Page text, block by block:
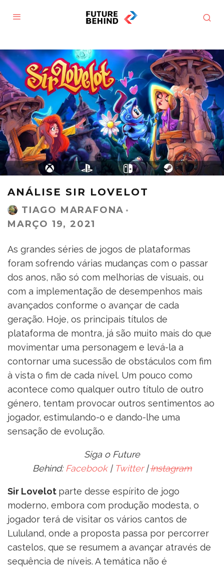
ANÁLISE SIR LOVELOT
TIAGO MARAFONA ·
MARÇO 19, 2021
As grandes séries de jogos de plataformas
foram sofrendo várias mudanças com o passar
dos anos, não só com melhorias de visuais, ou
com a implementação de desempenhos mais
avançados conforme o avançar de cada
geração. Hoje, os principais títulos de
plataforma de montra, já são muito mais do que
movimentar uma personagem e levá-la a
contornar uma sucessão de obstáculos com fim
à vista o fim de cada nível. Um pouco como
acontece como qualquer outro título de outro
género, tentam provocar outros sentimentos ao
jogador, estimulando-o e dando-lhe uma
sensação de evolução.
Siga o Future
Behind: Facebook| Twitter|Instagram
Sir Lovelot parte desse espírito de jogo
moderno, embora com produção modesta, o
jogador terá de visitar os vários cantos de
Lululand, onde a proposta passa por percorrer
castelos, que se resumem a avançar através de
sequência de níveis. A temática não é